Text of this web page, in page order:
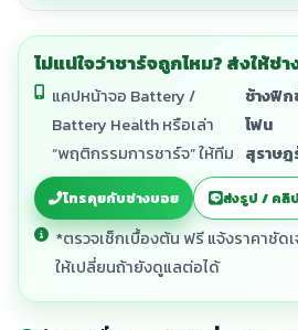
ไม่แน่ใจว่าชาร์จถูกไหม? ส่งให้ช่
แคปหน้าจอ Battery /
Battery Health หรือเล่า
“พฤติกรรมการชาร์จ” ให้ทีม
ช้างฟิก
โฟน
สุราษฎ
โทรคุยกับช่างบอย ส่งรูป / คลิ
*ตรวจเช็กเบื้องต้น ฟรี แจ้งราคาชัด
ให้เปลี่ยนถ้ายังดูแลต่อได้